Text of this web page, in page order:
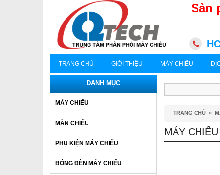
Sản
TRANG CHỦ GIỚI THIỆU MÁY CHIẾU
DANH MỤC
MÁY CHIẾU
MÀN CHIẾU
PHỤ KIỆN MÁY CHIẾU
BÓNG ĐÈN MÁY CHIẾU
TRANG CHỦ »
MÁY